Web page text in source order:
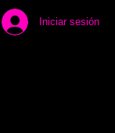
Iniciar sesión